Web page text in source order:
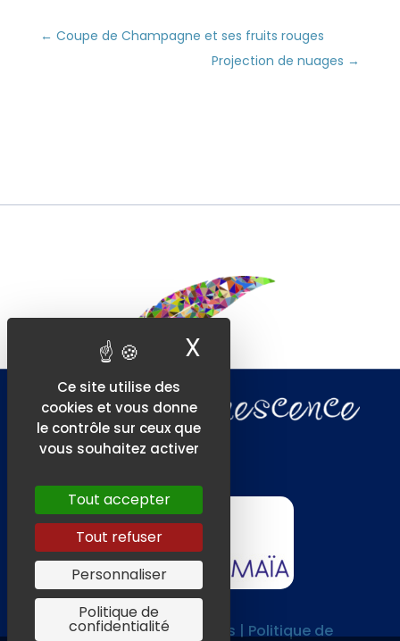
← Coupe de Champagne et ses fruits rouges
Projection de nuages →
CGV |Mentions légales | Politique de
Ce site utilise des
cookies et vous donne
le contrôle sur ceux que
vous souhaitez activer
Tout accepter
Tout refuser
Personnaliser
Politique de
confidentialité
X